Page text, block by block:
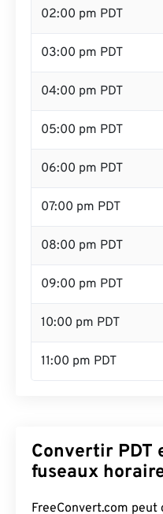
02:00 pm PDT
03:00 pm PDT
04:00 pm PDT
05:00 pm PDT
06:00 pm PDT
07:00 pm PDT
08:00 pm PDT
09:00 pm PDT
10:00 pm PDT
11:00 pm PDT
Convertir PDT
fuseaux
FreeConvert.com peut